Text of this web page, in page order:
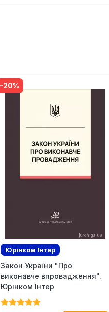
Юрінком Iнтер
Ексклюзив
Закон України "Про
виконавче впровадження".
Юрінком Інтер
-20%